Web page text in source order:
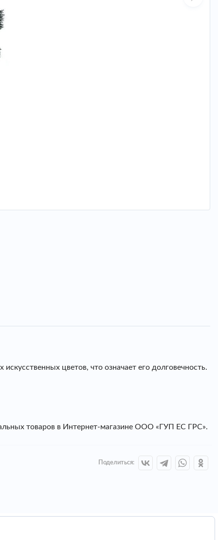
цветов, что означает его долговечность.
товаров в Интернет-магазине ООО «ГУП ЕС ГРС».
Поделиться: